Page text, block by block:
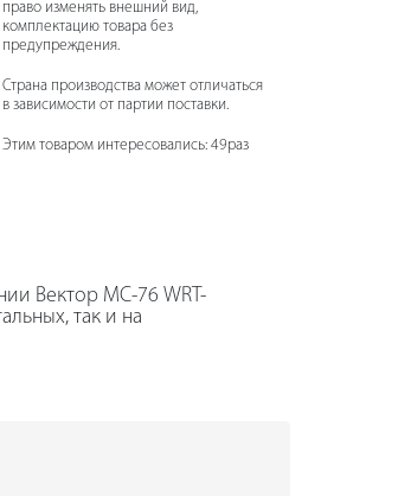
право изменять внешний вид,
комплектацию товара без
предупреждения.
Страна производства может отличаться
в зависимости от партии поставки.
Этим товаром интересовались: 49раз
Вектор МС-76 WRT-
так и на
коробкой
мм и нарезать